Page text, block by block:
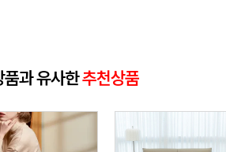
품과 유사한추천상품